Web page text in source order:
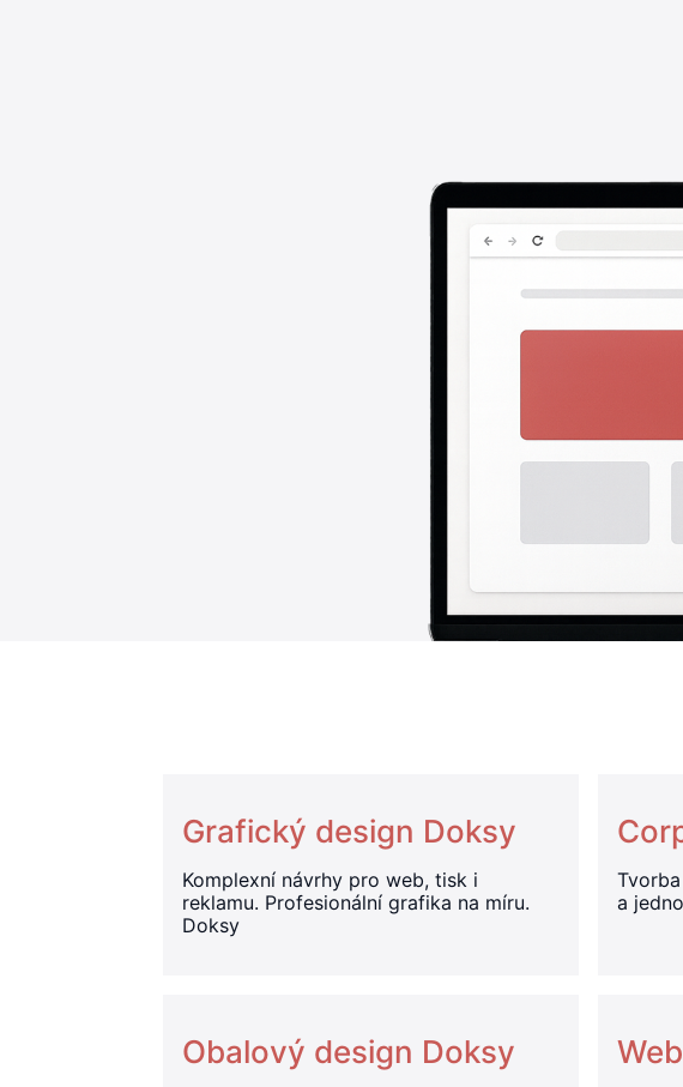
Grafický design Doksy
Komplexní návrhy pro web, tisk i
reklamu. Profesionální grafika na míru.
Doksy
a
Obalový design Doksy